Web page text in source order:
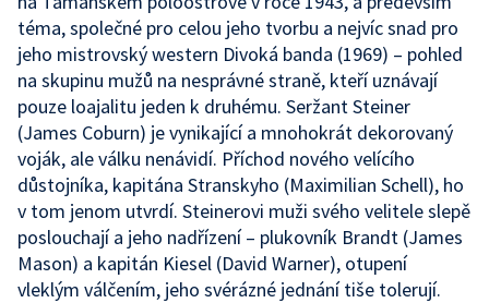
téma, společné pro celou jeho tvorbu a nejvíc snad pro
jeho mistrovský western Divoká banda (1969) – pohled
na skupinu mužů na nesprávné straně, kteří uznávají
pouze loajalitu jeden k druhému. Seržant Steiner
(James Coburn) je vynikající a mnohokrát dekorovaný
voják, ale válku nenávidí. Příchod nového velícího
důstojníka, kapitána Stranskyho (Maximilian Schell), ho
v tom jenom utvrdí. Steinerovi muži svého velitele slepě
poslouchají a jeho nadřízení – plukovník Brandt (James
Mason) a kapitán Kiesel (David Warner), otupení
vleklým válčením, jeho svérázné jednání tiše tolerují.